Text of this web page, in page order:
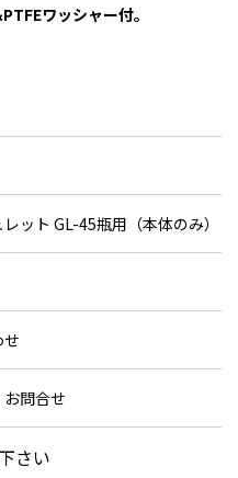
ワッシャー付。
ット GL-45瓶用（本体のみ）
せ
問合せ
さい